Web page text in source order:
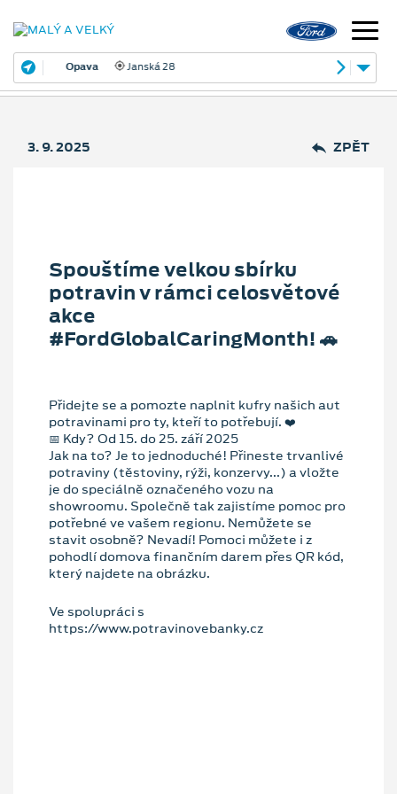
Opava Janská 28
3. 9. 2025 ZPĚT
Spouštíme velkou sbírku
potravin v rámci celosvětové
akce
#FordGlobalCaringMonth! 🚗
Přidejte se a pomozte naplnit kufry našich aut
potravinami pro ty, kteří to potřebují. ❤️
📅 Kdy? Od 15. do 25. září 2025
Jak na to? Je to jednoduché! Přineste trvanlivé
potraviny (těstoviny, rýži, konzervy...) a vložte
je do speciálně označeného vozu na
showroomu. Společně tak zajistíme pomoc pro
potřebné ve vašem regionu. Nemůžete se
stavit osobně? Nevadí! Pomoci můžete i z
pohodlí domova finančním darem přes QR kód,
který najdete na obrázku.
Ve spolupráci s
https://www.potravinovebanky.cz